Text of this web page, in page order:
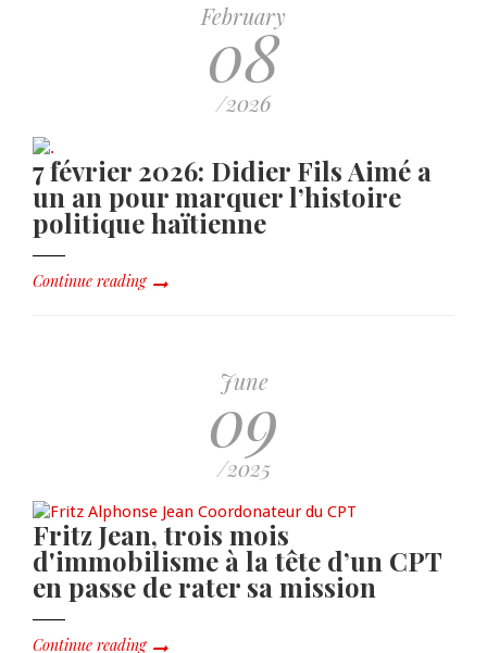
February
08
/2026
7 février 2026: Didier Fils Aimé a
un an pour marquer l’histoire
politique haïtienne
Continue reading
June
09
/2025
Fritz Jean, trois mois
d'immobilisme à la tête d’un CPT
en passe de rater sa mission
Continue reading